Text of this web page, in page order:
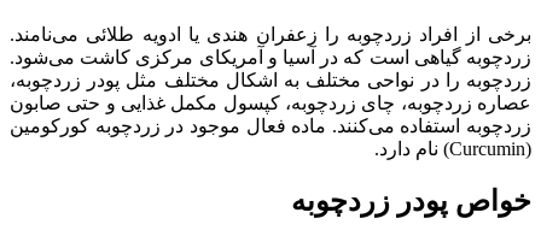
برخی از افراد زردچوبه را زعفران هندی یا ادویه طلائی می‌نامند.
زردچوبه گیاهی است که در آسیا و آمریکای مرکزی کاشت می‌شود.
زردچوبه را در نواحی مختلف به اشکال مختلف مثل پودر زردچوبه،
عصاره زردچوبه، چای زردچوبه، کپسول مکمل غذایی و حتی صابون
زردچوبه استفاده می‌کنند. ماده فعال موجود در زردچوبه کورکومین
(Curcumin) نام دارد.
خواص پودر زردچوبه